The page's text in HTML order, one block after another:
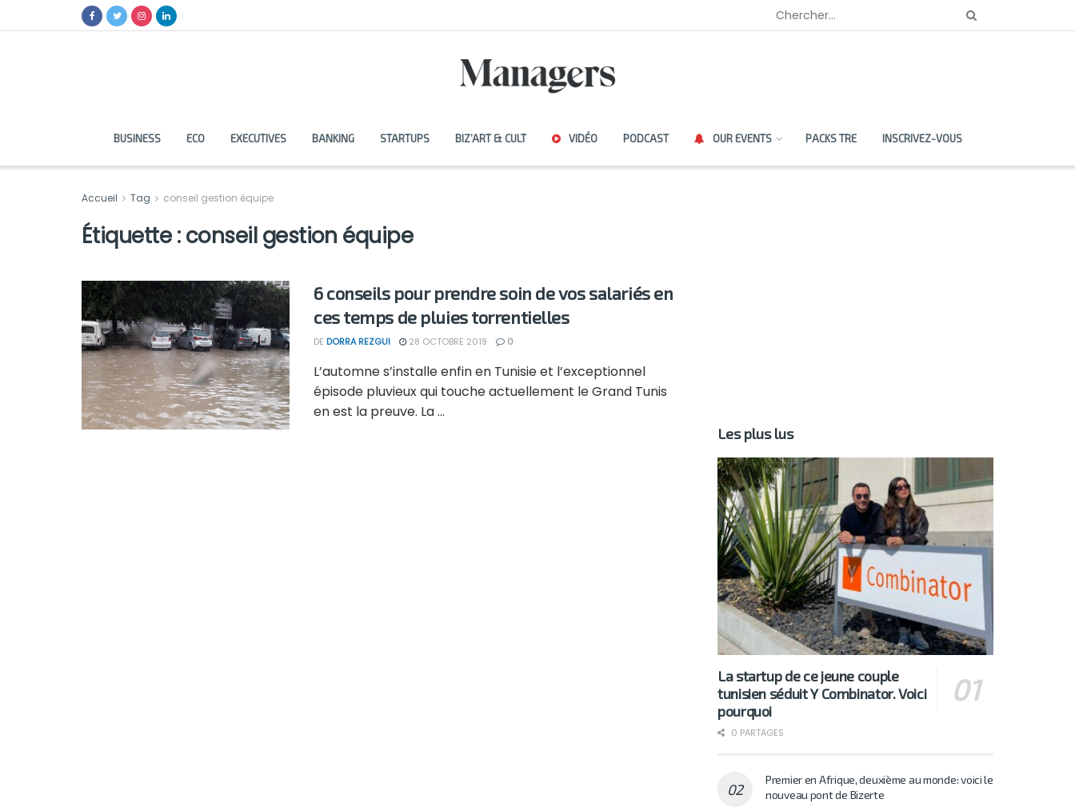
BUSINESS ECO EXECUTIVES BANKING STARTUPS BIZ’ART & CULT VIDÉO PODCAST OUR EVENTS PACKS TRE INSCRIVEZ-VOUS
Accueil Tag conseil gestion équipe
Étiquette :conseil gestion équipe
6 conseils pour prendre soin de vos salariés en
ces temps de pluies torrentielles
DE DORRA REZGUI 28 OCTOBRE 2019 0
L’automne s’installe enfin en Tunisie et l’exceptionnel
épisode pluvieux qui touche actuellement le Grand Tunis
en est la preuve. La ...
Les plus lus
La startup de ce jeune couple
tunisien séduit Y Combinator. Voici
pourquoi
0 PARTAGES
Premier en Afrique, deuxième au monde: voici le
nouveau pont de Bizerte